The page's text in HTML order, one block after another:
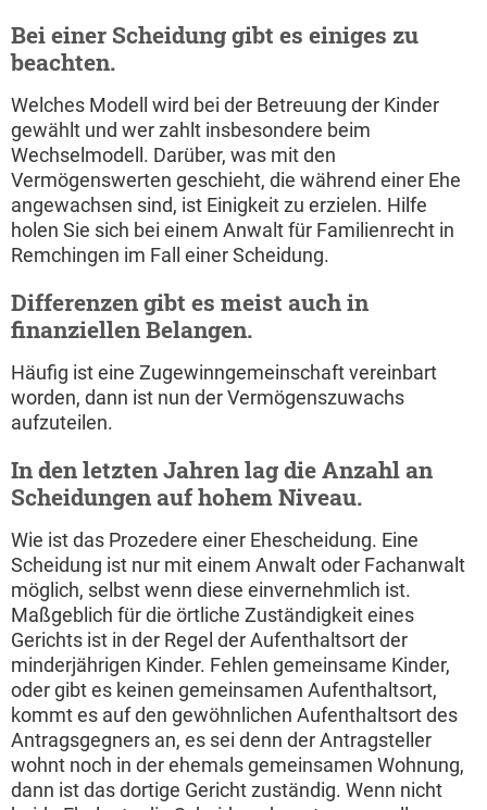
Bei einer Scheidung gibt es einiges zu
beachten.
Welches Modell wird bei der Betreuung der Kinder
gewählt und wer zahlt insbesondere beim
Wechselmodell. Darüber, was mit den
Vermögenswerten geschieht, die während einer Ehe
angewachsen sind, ist Einigkeit zu erzielen. Hilfe
holen Sie sich bei einem Anwalt für Familienrecht in
Remchingen im Fall einer Scheidung.
Differenzen gibt es meist auch in
finanziellen Belangen.
Häufig ist eine Zugewinngemeinschaft vereinbart
worden, dann ist nun der Vermögenszuwachs
aufzuteilen.
In den letzten Jahren lag die Anzahl an
Scheidungen auf hohem Niveau.
Wie ist das Prozedere einer Ehescheidung. Eine
Scheidung ist nur mit einem Anwalt oder Fachanwalt
möglich, selbst wenn diese einvernehmlich ist.
Maßgeblich für die örtliche Zuständigkeit eines
Gerichts ist in der Regel der Aufenthaltsort der
minderjährigen Kinder. Fehlen gemeinsame Kinder,
oder gibt es keinen gemeinsamen Aufenthaltsort,
kommt es auf den gewöhnlichen Aufenthaltsort des
Antragsgegners an, es sei denn der Antragsteller
wohnt noch in der ehemals gemeinsamen Wohnung,
dann ist das dortige Gericht zuständig. Wenn nicht